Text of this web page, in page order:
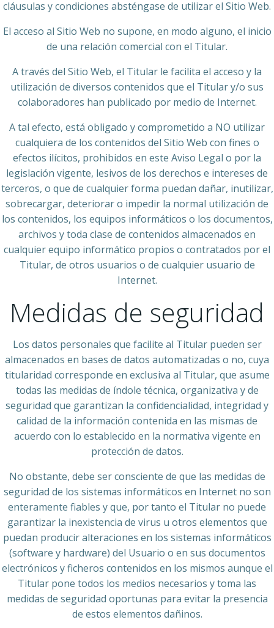
cláusulas y condiciones absténgase de utilizar el Sitio Web.
El acceso al Sitio Web no supone, en modo alguno, el inicio
de una relación comercial con el Titular.
A través del Sitio Web, el Titular le facilita el acceso y la
utilización de diversos contenidos que el Titular y/o sus
colaboradores han publicado por medio de Internet.
A tal efecto, está obligado y comprometido a NO utilizar
cualquiera de los contenidos del Sitio Web con fines o
efectos ilícitos, prohibidos en este Aviso Legal o por la
legislación vigente, lesivos de los derechos e intereses de
terceros, o que de cualquier forma puedan dañar, inutilizar,
sobrecargar, deteriorar o impedir la normal utilización de
los contenidos, los equipos informáticos o los documentos,
archivos y toda clase de contenidos almacenados en
cualquier equipo informático propios o contratados por el
Titular, de otros usuarios o de cualquier usuario de
Internet.
Medidas de seguridad
Los datos personales que facilite al Titular pueden ser
almacenados en bases de datos automatizadas o no, cuya
titularidad corresponde en exclusiva al Titular, que asume
todas las medidas de índole técnica, organizativa y de
seguridad que garantizan la confidencialidad, integridad y
calidad de la información contenida en las mismas de
acuerdo con lo establecido en la normativa vigente en
protección de datos.
No obstante, debe ser consciente de que las medidas de
seguridad de los sistemas informáticos en Internet no son
enteramente fiables y que, por tanto el Titular no puede
garantizar la inexistencia de virus u otros elementos que
puedan producir alteraciones en los sistemas informáticos
(software y hardware) del Usuario o en sus documentos
electrónicos y ficheros contenidos en los mismos aunque el
Titular pone todos los medios necesarios y toma las
medidas de seguridad oportunas para evitar la presencia
de estos elementos dañinos.